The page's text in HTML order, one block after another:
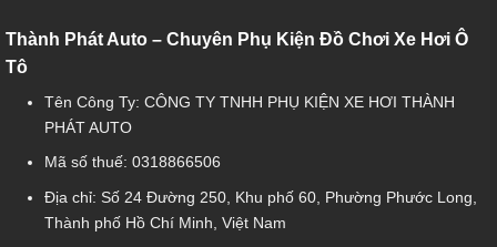
Thành Phát Auto – Chuyên Phụ Kiện Đồ Chơi Xe Hơi Ô
Tô
Tên Công Ty: CÔNG TY TNHH PHỤ KIỆN XE HƠI THÀNH
PHÁT AUTO
Mã số thuế: 0318866506
Địa chỉ: Số 24 Đường 250, Khu phố 60, Phường Phước Long,
Thành phố Hồ Chí Minh, Việt Nam